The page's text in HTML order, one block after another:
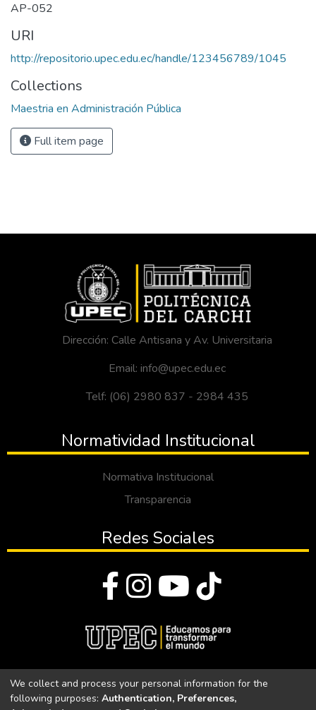
AP-052
URI
http://repositorio.upec.edu.ec/handle/123456789/1045
Collections
Maestria en Administración Pública
Full item page
Dirección: Calle Antisana y Av. Universitaria
Email: info@upec.edu.ec
Telf: (06) 2980 837 - 2984 435
Normatividad Institucional
Normativa Institucional
Transparencia
Redes Sociales
Universidad Politécnica Estatal del Carchi
We collect and process your personal information for the
following purposes: Authentication, Preferences,